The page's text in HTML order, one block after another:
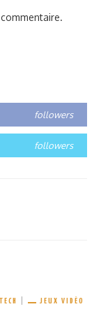
followers
followers
JEUX VIDÉO